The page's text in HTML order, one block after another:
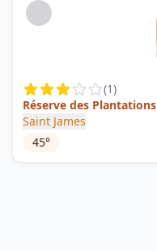
(1)
Réserve des Plantations
Saint James
45°